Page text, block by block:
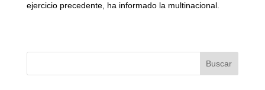
ejercicio precedente, ha informado la multinacional.
Buscar